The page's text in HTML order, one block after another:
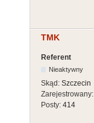
TMK
Referent
Nieaktywny
Skąd: Szczecin
Zarejestrowany:
Posty: 414